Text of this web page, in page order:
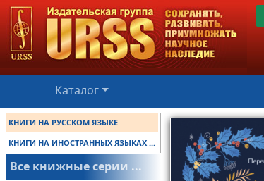
Каталог
КНИГИ НА РУССКОМ ЯЗЫКЕ
КНИГИ НА ИНОСТРАННЫХ ЯЗЫКАХ ...
Все книжные серии ...